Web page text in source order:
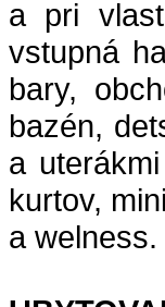
a pri
vstupná
bary,
bazén,
a
kurtov,
a